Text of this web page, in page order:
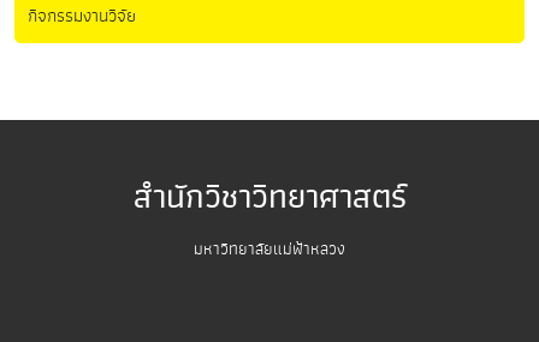
กิจกรรมงานวิจัย
สำนักวิชาวิทยาศาสตร์
มหาวิทยาลัยแม่ฟ้าหลวง